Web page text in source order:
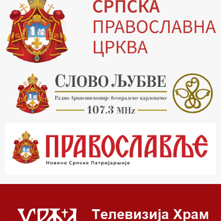
14.00 Питања и одговори
15.03 Беседа Патријарха Порфирија
15.15 Молитве
15.30 Манастири на Косову и Метохији
16.03 Српска историјска читанка
16.30 Тврђаве Дунава
17.03 Бит – емисија Ненада Гугла
17.30 Приче из незаборава
18.03 Врлинослов